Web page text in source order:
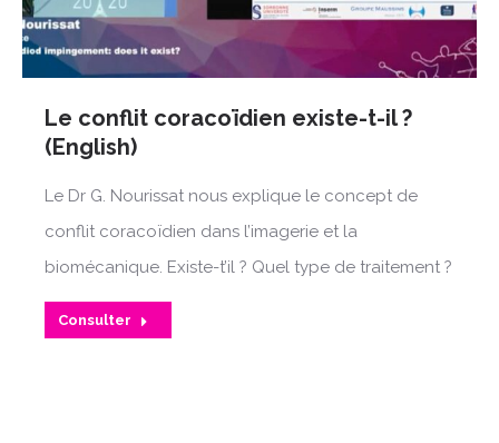
Le conflit coracoïdien existe-t-il ?
(English)
Le Dr G. Nourissat nous explique le concept de
conflit coracoïdien dans l’imagerie et la
biomécanique. Existe-t’il ? Quel type de traitement ?
Consulter